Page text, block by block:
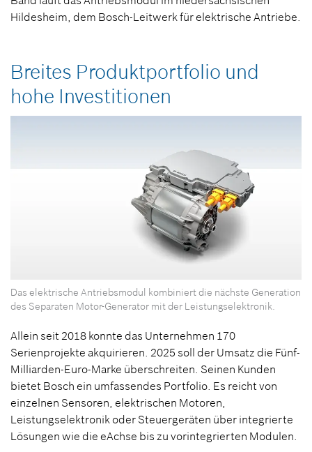
Hildesheim, dem Bosch-Leitwerk für elektrische Antriebe.
Breites Produktportfolio und
hohe Investitionen
Das elektrische Antriebsmodul kombiniert die nächste Generation
des Separaten Motor-Generator mit der Leistungselektronik.
Allein seit 2018 konnte das Unternehmen 170
Serienprojekte akquirieren. 2025 soll der Umsatz die Fünf-
Milliarden-Euro-Marke überschreiten. Seinen Kunden
bietet Bosch ein umfassendes Portfolio. Es reicht von
einzelnen Sensoren, elektrischen Motoren,
Leistungselektronik oder Steuergeräten über integrierte
Lösungen wie die eAchse bis zu vorintegrierten Modulen.